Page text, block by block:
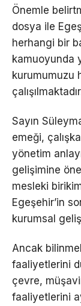
Önemle
dosya ile
herhangi bir
kamuoyunda
kurumumuzu
Sayın
emeği,
yönetim
gelişimine
mesleki
Egeşehir’in
kurumsal
Ancak
faaliyetlerini
çevre,
faaliyetlerini